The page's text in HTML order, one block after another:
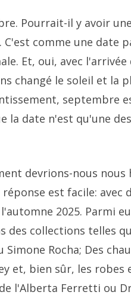
Pourrait-il y avoir
C'est comme une date
Et, oui, avec
changé le soleil et la
septembre
la date n'est qu'une
devrions-nous
réponse est facile:
2025. Parmi
des collections telles
Simone Rocha; Des
et, bien sûr, les
l'Alberta Ferretti ou